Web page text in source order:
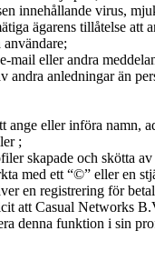
innehållande virus,
ägarens tillåtelse att
mail eller andra
andra anledningar än
ange eller införa namn,
;
skapade och skötta
med ett “©” eller en
en registrering för
att Casual Networks
denna funktion i sin